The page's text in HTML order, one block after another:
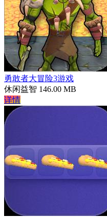
勇敢者大冒险3游戏
休闲益智 146.00 MB
详情